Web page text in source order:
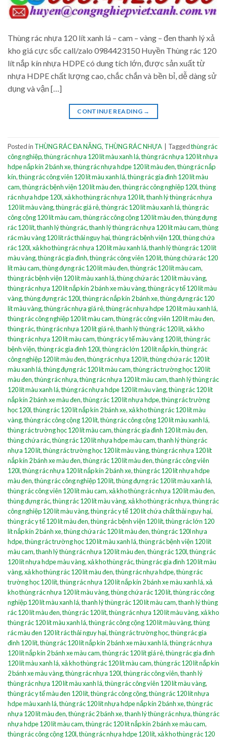
Thùng rác nhựa 120 lít xanh lá – cam – vàng – đen thanh lý xả
kho giá cực sốc call/zalo 0984423150 Huyền Thùng rác 120
lít nắp kín nhựa HDPE có dung tích lớn, được sản xuất từ
nhựa HDPE chất lượng cao, chắc chắn và bền bỉ, dễ dàng sử
dụng và vận […]
CONTINUE READING →
Posted in THÙNG RÁC ĐA NĂNG, THÙNG RÁC NHỰA Taggedthùng rác
công nghiệp,thùng rác nhựa 120 lít màu xanh lá,thùng rác nhựa 120 lít nhựa
hdpe nắp kín 2 bánh xe,thùng rác nhựa hdpe 120 lít màu đen,thùng rác nắp
kín,thùng rác công viên 120 lít màu xanh lá,thùng rác gia đình 120 lít màu
cam,thùng rác bệnh viện 120 lít màu đen,thùng rác công nghiệp 120l,thùng
rác nhựa hdpe 120l,xả kho thùng rác nhựa 120 lít,thanh lý thùng rác nhựa
120 lít màu vàng,thùng rác giá rẻ,thùng rác 120 lít màu xanh lá,thùng rác
công cộng 120 lít màu cam,thùng rác công cộng 120 lít màu đen,thùng đựng
rác 120 lít,thanh lý thùng rác,thanh lý thùng rác nhựa 120 lít màu cam,thùng
rác màu vàng 120 lít rác thải nguy hại,thùng rác bệnh viện 120l,thùng chứa
rác 120l,xả kho thùng rác nhựa 120 lít màu xanh lá,thanh lý thùng rác 120 lít
màu vàng,thùng rác gia đình,thùng rác công viên 120 lít,thùng chứa rác 120
lít màu cam,thùng đựng rác 120 lít màu đen,thùng rác 120 lít màu cam,
thùng rác bệnh viện 120 lít màu xanh lá,thùng chứa rác 120 lít màu vàng,
thùng rác nhựa 120 lít nắp kín 2 bánh xe màu vàng,thùng rác y tế 120 lít màu
vàng,thùng đựng rác 120l,thùng rác nắp kín 2 bánh xe,thùng đựng rác 120
lít màu vàng,thùng rác nhựa giá rẻ,thùng rác nhựa hdpe 120 lít màu xanh lá,
thùng rác công nghiệp 120 lít màu cam,thùng rác công viên 120 lít màu đen,
thùng rác,thùng rác nhựa 120 lít giá rẻ,thanh lý thùng rác 120 lít,xả kho
thùng rác nhựa 120 lít màu cam,thùng rác y tế màu vàng 120 lít,thùng rác
bệnh viện,thùng rác gia đình 120l,thùng rác lớn 120 lít nắp kín,thùng rác
công nghiệp 120 lít màu đen,thùng rác nhựa 120 lít,thùng chứa rác 120 lít
màu xanh lá,thùng đựng rác 120 lít màu cam,thùng rác trường học 120 lít
màu đen,thùng rác nhựa,thùng rác nhựa 120 lít màu cam,thanh lý thùng rác
120 lít màu xanh lá,thùng rác nhựa hdpe 120 lít màu vàng,thùng rác 120 lít
nắp kín 2 bánh xe màu đen,thùng rác 120 lít nhựa hdpe,thùng rác trường
học 120l,thùng rác 120 lít nắp kín 2 bánh xe,xả kho thùng rác 120 lít màu
vàng,thùng rác công cộng 120 lít,thùng rác công cộng 120 lít màu xanh lá,
thùng rác trường học 120 lít màu cam,thùng rác gia đình 120 lít màu đen,
thùng chứa rác,thùng rác 120 lít nhựa hdpe màu cam,thanh lý thùng rác
nhựa 120 lít,thùng rác trường học 120 lít màu vàng,thùng rác nhựa 120 lít
nắp kín 2 bánh xe màu đen,thùng rác 120 lít màu đen,thùng rác công viên
120l,thùng rác nhựa 120 lít nắp kín 2 bánh xe,thùng rác 120 lít nhựa hdpe
màu đen,thùng rác công nghiệp 120 lít,thùng đựng rác 120 lít màu xanh lá,
thùng rác công viên 120 lít màu cam,xả kho thùng rác nhựa 120 lít màu đen,
thùng đựng rác,thùng rác 120 lít màu vàng,xả kho thùng rác nhựa,thùng rác
công nghiệp 120 lít màu vàng,thùng rác y tế 120 lít chứa chất thải nguy hại,
thùng rác y tế 120 lít màu đen,thùng rác bệnh viện 120 lít,thùng rác lớn 120
lít nắp kín 2 bánh xe,thùng chứa rác 120 lít màu đen,thùng rác 120l nhựa
hdpe,thùng rác trường học 120 lít màu xanh lá,thùng rác bệnh viện 120 lít
màu cam,thanh lý thùng rác nhựa 120 lít màu đen,thùng rác 120l,thùng rác
120 lít nhựa hdpe màu vàng,xả kho thùng rác,thùng rác gia đình 120 lít màu
vàng,xả kho thùng rác 120 lít màu đen,thùng rác nhựa hdpe,thùng rác
trường học 120 lít,thùng rác nhựa 120 lít nắp kín 2 bánh xe màu xanh lá,xả
kho thùng rác nhựa 120 lít màu vàng,thùng chứa rác 120 lít,thùng rác công
nghiệp 120 lít màu xanh lá,thanh lý thùng rác 120 lít màu cam,thanh lý thùng
rác 120 lít màu đen,thùng rác 120 lít,thùng rác nhựa 120 lít màu vàng,xả kho
thùng rác 120 lít màu xanh lá,thùng rác công cộng 120 lít màu vàng,thùng
rác màu đen 120 lít rác thải nguy hại,thùng rác trường học,thùng rác gia
đình 120 lít,thùng rác 120 lít nắp kín 2 bánh xe màu xanh lá,thùng rác nhựa
120 lít nắp kín 2 bánh xe màu cam,thùng rác 120 lít giá rẻ,thùng rác gia đình
120 lít màu xanh lá,xả kho thùng rác 120 lít màu cam,thùng rác 120 lít nắp kín
2 bánh xe màu vàng,thùng rác nhựa 120l,thùng rác công viên,thanh lý
thùng rác nhựa 120 lít màu xanh lá,thùng rác công viên 120 lít màu vàng,
thùng rác y tế màu đen 120 lít,thùng rác công cộng,thùng rác 120 lít nhựa
hdpe màu xanh lá,thùng rác 120 lít nhựa hdpe nắp kín 2 bánh xe,thùng rác
nhựa 120 lít màu đen,thùng rác 2 bánh xe,thanh lý thùng rác nhựa,thùng rác
nhựa hdpe 120 lít màu cam,thùng rác 120 lít nắp kín 2 bánh xe màu cam,
thùng rác công cộng 120l,thùng rác nhựa hdpe 120 lít,xả kho thùng rác 120